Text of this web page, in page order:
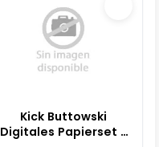
Kick Buttowski
Digitales Papierset -